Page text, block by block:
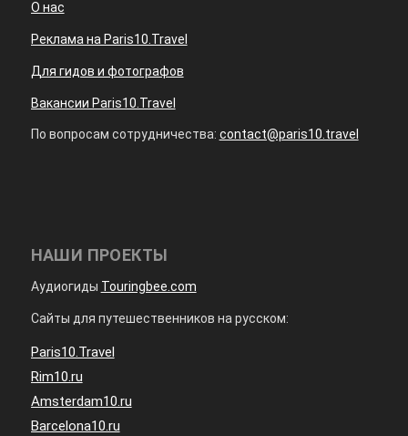
О нас
Реклама на Paris10.Travel
Для гидов и фотографов
Вакансии Paris10.Travel
По вопросам сотрудничества: contact@paris10.travel
НАШИ ПРОЕКТЫ
Аудиогиды Touringbee.com
Сайты для путешественников на русском:
Paris10.Travel
Rim10.ru
Amsterdam10.ru
Barcelona10.ru